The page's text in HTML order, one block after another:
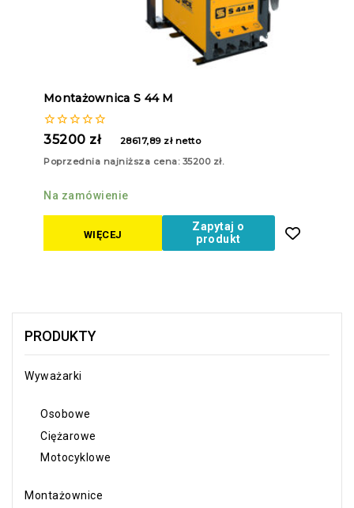
Montażownica S 44 M
0
5
35200 zł 28617,89 złnetto
Poprzednia najniższa cena: 35200 zł.
Na zamówienie
WIĘCEJ
Zapytaj o
produkt
PRODUKTY
Wyważarki
Osobowe
Ciężarowe
Motocyklowe
Montażownice